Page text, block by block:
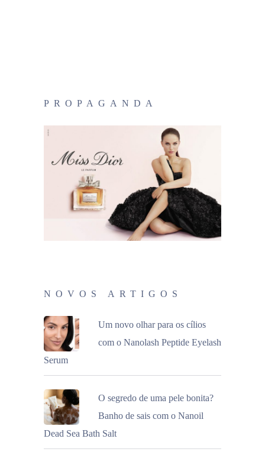
PROPAGANDA
NOVOS ARTIGOS
Um novo olhar para os cílios
com o Nanolash Peptide Eyelash
Serum
O segredo de uma pele bonita?
Banho de sais com o Nanoil
Dead Sea Bath Salt